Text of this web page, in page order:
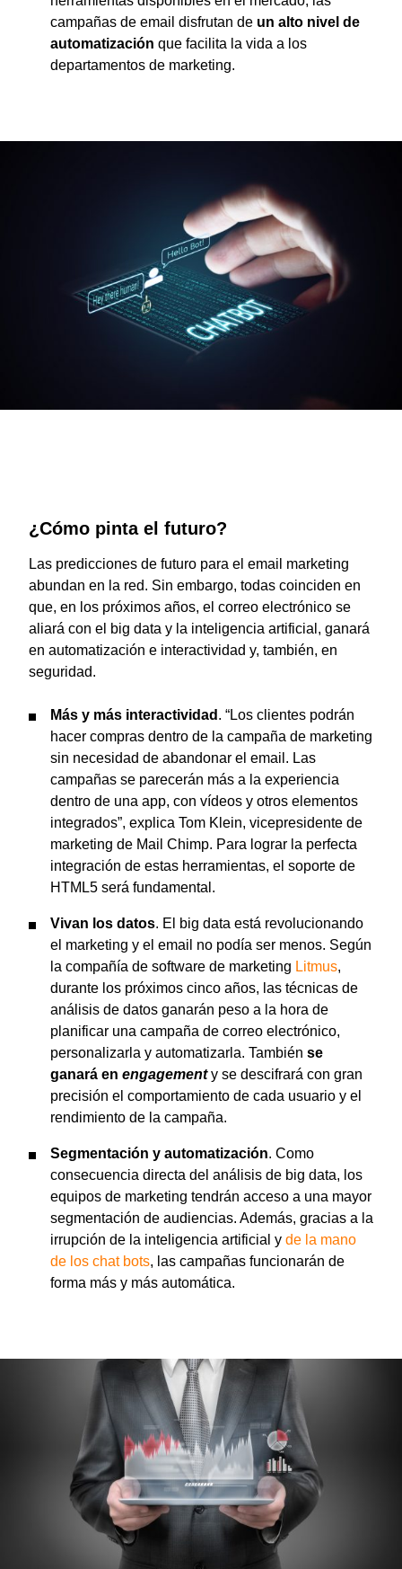
campañas de email disfrutan de un alto nivel de
automatización que facilita la vida a los
departamentos de marketing.
¿Cómo pinta el futuro?
Las predicciones de futuro para el email marketing
abundan en la red. Sin embargo, todas coinciden en
que, en los próximos años, el correo electrónico se
aliará con el big data y la inteligencia artificial, ganará
en automatización e interactividad y, también, en
seguridad.
Más y más interactividad . “Los clientes podrán
hacer compras dentro de la campaña de marketing
sin necesidad de abandonar el email. Las
campañas se parecerán más a la experiencia
dentro de una app, con vídeos y otros elementos
integrados”, explica Tom Klein, vicepresidente de
marketing de Mail Chimp. Para lograr la perfecta
integración de estas herramientas, el soporte de
HTML5 será fundamental.
Vivan los datos. El big data está revolucionando
el marketing y el email no podía ser menos. Según
la compañía de software de marketing Litmus,
durante los próximos cinco años, las técnicas de
análisis de datos ganarán peso a la hora de
planificar una campaña de correo electrónico,
personalizarla y automatizarla. También se
ganará en engagementy se descifrará con gran
precisión el comportamiento de cada usuario y el
rendimiento de la campaña.
Segmentación y automatización. Como
consecuencia directa del análisis de big data, los
equipos de marketing tendrán acceso a una mayor
segmentación de audiencias. Además, gracias a la
irrupción de la inteligencia artificial y de la mano
de los chat bots, las campañas funcionarán de
forma más y más automática.